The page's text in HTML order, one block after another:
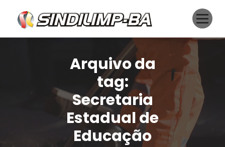
conteúdo
Arquivo da
tag:
Secretaria
Estadual de
Educação